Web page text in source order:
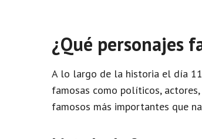
¿Qué personajes
A lo largo de la historia el día
famosas como políticos,
famosos más importantes que